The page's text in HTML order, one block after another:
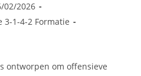
02/2026
3-1-4-2 Formatie
ontworpen om offensieve